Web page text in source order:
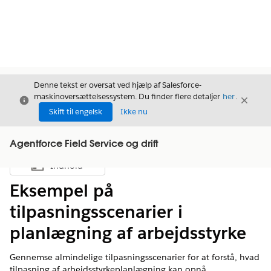
Luk
Denne tekst er oversat ved hjælp af Salesforce-
maskinoversættelsessystem. Du finder flere detaljer her.
Skift til engelsk
Ikke nu
Luk
Agentforce Field Service og drift
Vis indholdsfortegnelse
Indhold
Eksempel på
tilpasningsscenarier i
planlægning af arbejdsstyrke
Gennemse almindelige tilpasningsscenarier for at forstå, hvad